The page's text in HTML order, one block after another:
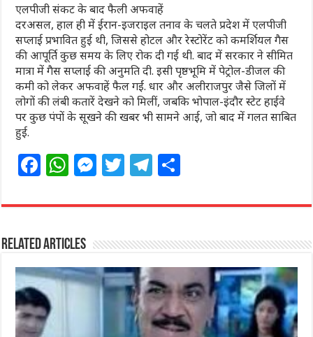
एलपीजी संकट के बाद फैली अफवाहें
दरअसल, हाल ही में ईरान-इजराइल तनाव के चलते प्रदेश में एलपीजी
सप्लाई प्रभावित हुई थी, जिससे होटल और रेस्टोरेंट को कमर्शियल गैस
की आपूर्ति कुछ समय के लिए रोक दी गई थी. बाद में सरकार ने सीमित
मात्रा में गैस सप्लाई की अनुमति दी. इसी पृष्ठभूमि में पेट्रोल-डीजल की
कमी को लेकर अफवाहें फैल गईं. धार और अलीराजपुर जैसे जिलों में
लोगों की लंबी कतारें देखने को मिलीं, जबकि भोपाल-इंदौर स्टेट हाईवे
पर कुछ पंपों के सूखने की खबर भी सामने आई, जो बाद में गलत साबित
हुई.
F
c
e
b
o
o
k
W
at
s
A
p
M
ss
n
g
e
T
itt
r
T
e
ra
m
ar
Related Articles